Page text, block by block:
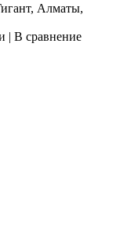
Алматы,
| В сравнение